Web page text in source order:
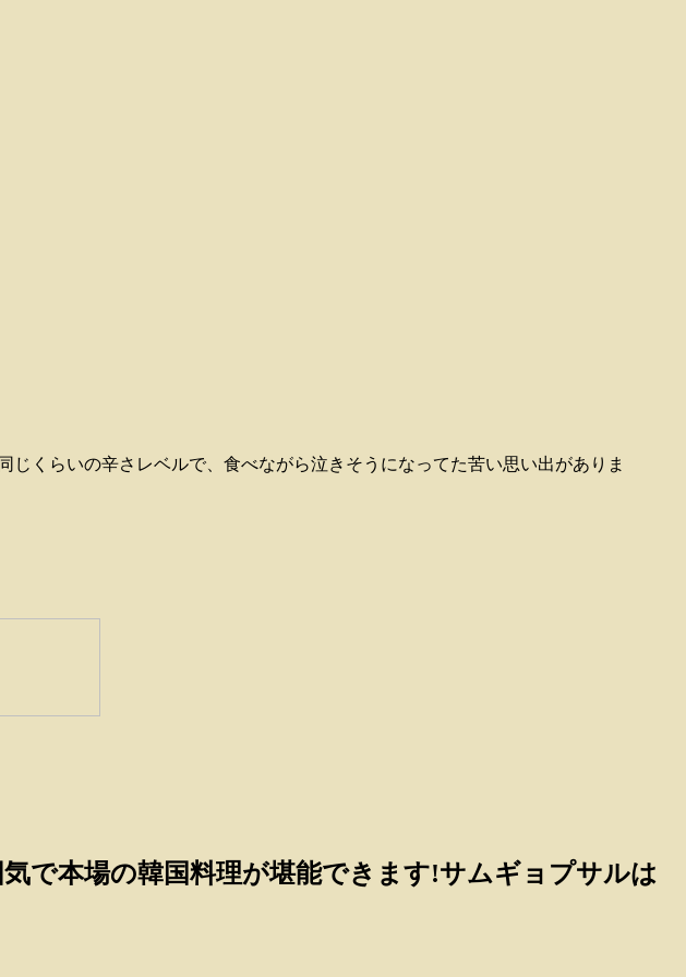
くらいの辛さレベルで、食べながら泣きそうになってた苦い思い出がありま
で本場の韓国料理が堪能できます!サムギョプサルは